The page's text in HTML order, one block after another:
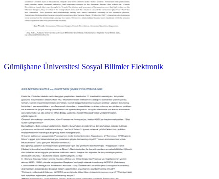
Gümüşhane Üniversitesi Sosyal Bilimler Elektronik